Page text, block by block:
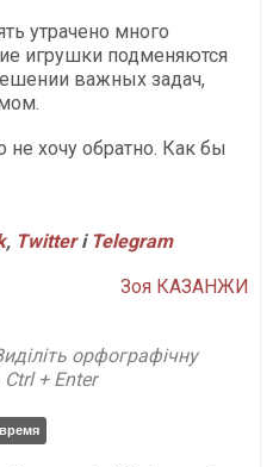
утрачено много
игрушки подменяются
важных задач,
хочу обратно. Как бы
, Twitter і Telegram
Зоя КАЗАНЖИ
орфографічну
+ Enter
время